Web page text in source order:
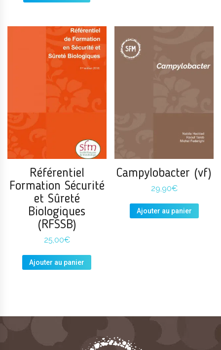
Référentiel
Formation Sécurité
et Sûreté
Biologiques
(RFSSB)
25,00€
Ajouter au panier
Campylobacter (vf)
29,90€
Ajouter au panier